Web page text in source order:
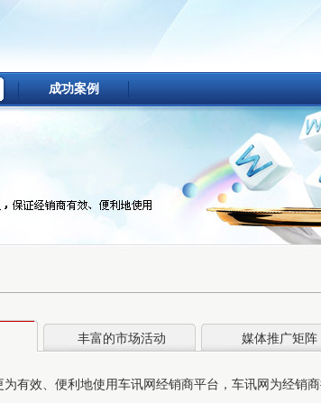
成功案例
丰富的市场活动 媒体推广矩阵
有效、便利地使用车讯网经销商平台，车讯网为经销